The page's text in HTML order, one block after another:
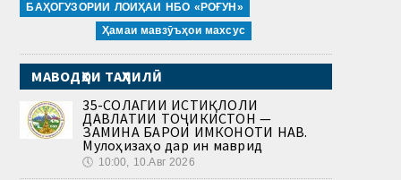
БАҲОГУЗОРИИ ЛОИҲАИ НБО «РОҒУН»
Ҳамаи мавзӯъҳои махсус
МАВОДҲОИ ТАҲЛИЛӢ
35-СОЛАГИИ ИСТИҚЛОЛИ
ДАВЛАТИИ ТОҶИКИСТОН —
ЗАМИНА БАРОИ ИМКОНОТИ НАВ.
Мулоҳизаҳо дар ин маврид
🕔 10:00, 10.Авг 2026